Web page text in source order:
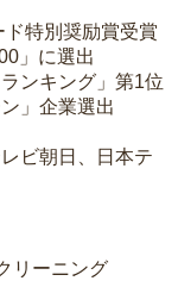
特別奨励賞受賞
」に選出
ンキング」第1位
」企業選出
ビ朝日、日本テ
リーニング